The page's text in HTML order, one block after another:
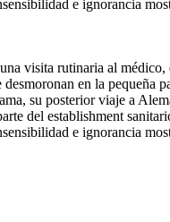
e ignorancia
visita rutinaria al
en la pequeña
su posterior viaje a
del establishment
e ignorancia